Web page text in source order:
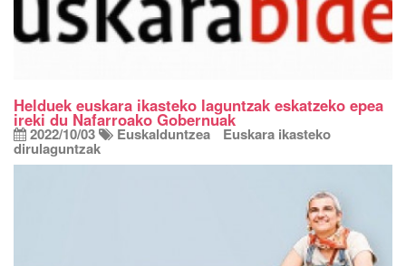
Helduek euskara ikasteko laguntzak eskatzeko epea
ireki du Nafarroako Gobernuak
2022/10/03 Euskalduntzea Euskara ikasteko
dirulaguntzak